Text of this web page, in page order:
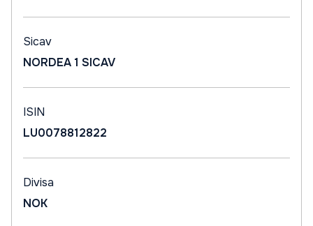
Sicav
NORDEA 1 SICAV
ISIN
LU0078812822
Divisa
NOK